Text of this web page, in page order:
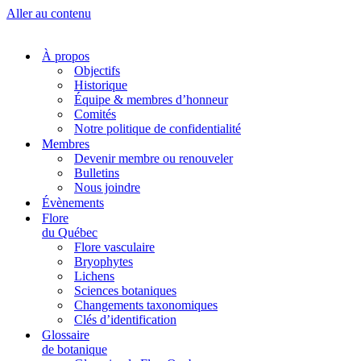
Aller au contenu
À propos
Objectifs
Historique
Équipe & membres d’honneur
Comités
Notre politique de confidentialité
Membres
Devenir membre ou renouveler
Bulletins
Nous joindre
Évènements
Flore
du Québec
Flore vasculaire
Bryophytes
Lichens
Sciences botaniques
Changements taxonomiques
Clés d’identification
Glossaire
de botanique